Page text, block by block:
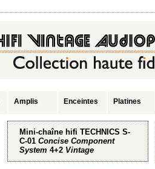
Amplis Enceintes Platines
Mini-chaîne hifi TECHNICS S-
C-01 Concise Component
System 4+2 Vintage